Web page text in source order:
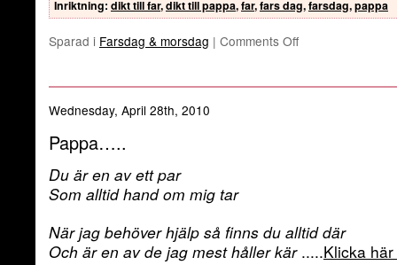
Inriktning: dikt till far,dikt till pappa,far,fars dag,farsdag,pappa
Sparad i Farsdag & morsdag | Comments Off
Wednesday, April 28th, 2010
Pappa…..
Du är en av ett par
Som alltid hand om mig tar
När jag behöver hjälp så finns du alltid där
Och är en av de jag mest håller kär .....Klicka